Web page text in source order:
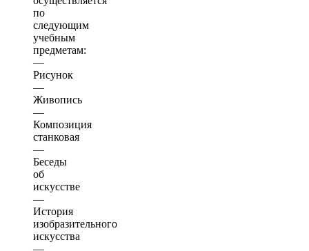
по
следующим
учебным
предметам:
—
Рисунок
—
Живопись
—
Композиция
станковая
—
Беседы
об
искусстве
—
История
изобразительного
искусства